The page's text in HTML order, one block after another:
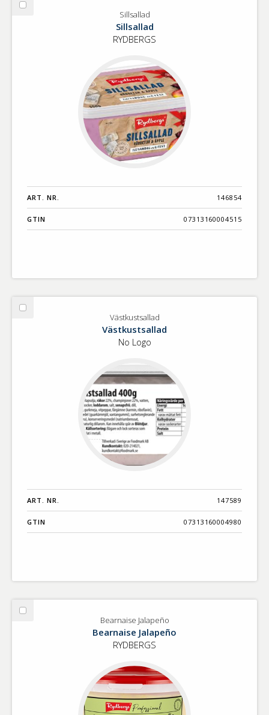
Välj
Sillsallad
Sillsallad
RYDBERGS
ART. NR. 146854
GTIN 07313160004515
Välj
Västkustsallad
Västkustsallad
No Logo
ART. NR. 147589
GTIN 07313160004980
Välj
Bearnaise Jalapeño
Bearnaise Jalapeño
RYDBERGS